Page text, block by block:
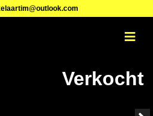
Verkocht